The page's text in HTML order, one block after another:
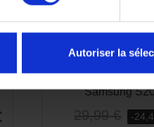
Autoriser la
Samsung
29,99 € -